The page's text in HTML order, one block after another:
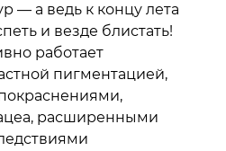
— а ведь к концу лета
и везде блистать!
работает
пигментацией,
расширенными